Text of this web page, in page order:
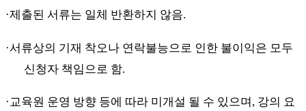
·제출된 서류는 일체 반환하지 않음.
·서류상의 기재 착오나 연락불능으로 인한 불이익은 모두
신청자 책임으로 함.
·교육원 운영 방향 등에 따라 미개설 될 수 있으며 , 강의 요